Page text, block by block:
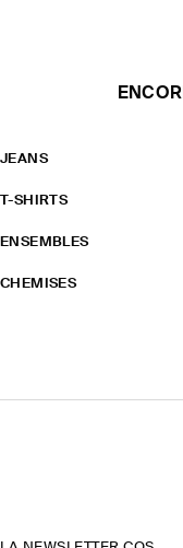
JEANS
T-SHIRTS
ENSEMBLES
CHEMISES